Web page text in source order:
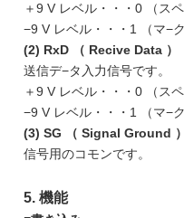
＋9 V レベル・・・0 （スペ
−9 V レベル・・・1 （マ−ク
(2) RxD （ Recive Data ）
送信デ−タ入力信号です。
＋9 V レベル・・・0 （スペ
−9 V レベル・・・1 （マ−ク
(3) SG （ Signal Ground ）
信号用のコモンです。
5. 機能